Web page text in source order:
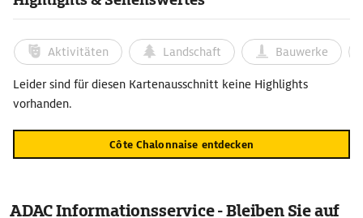
Nostalgische Gassen, stolze Winzerdomizile und exzellente
Jahrhunderten im Besitz ein- und derselben Familie ist.
Wohlhabend wirkt Mercury, dessen Name für große Rotweine
bürgt. Das Dorf Givry produziert sowohl rote als auch weiße
Tropfen. Neoklassizistisch sind die kreisrunde Markthalle, das
Aktivitäten Landschaft Bauwerke
Leider sind für diesen Kartenausschnitt keine Highlights
vorhanden.
Côte Chalonnaise entdecken
ADAC Informationsservice - Bleiben Sie auf